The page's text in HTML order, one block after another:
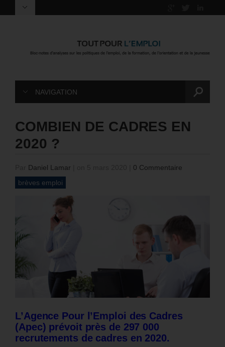
NAVIGATION
COMBIEN DE CADRES EN
2020 ?
Daniel Lamar
0 Commentaire
brèves emploi
L’Agence Pour l’Emploi des Cadres
(Apec) prévoit près de 297 000
recrutements de cadres en 2020.